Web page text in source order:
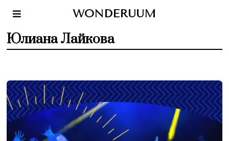
WONDERUUM
Юлиана Лайкова